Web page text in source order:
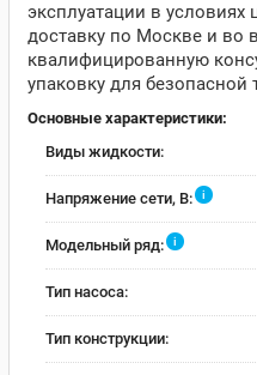
эксплуатации в
доставку по Москве и во
квалифицированную
упаковку для безопасной
Основные характеристики:
Виды жидкости:
Напряжение сети, В: i
Модельный ряд: i
Тип насоса:
Тип конструкции: